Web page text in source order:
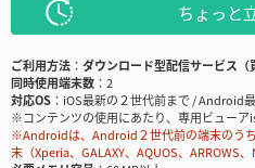
ちょっと
ご利用方法
ダウンロード型配信サービス（
同時使用端末数
2
対応OS
iOS最新の２世代前まで / Android
※コンテンツの使用にあたり、専用ビュー
※Androidは、Android２世代前の端末のう
末（Xperia、GALAXY、AQUOS、ARROWS